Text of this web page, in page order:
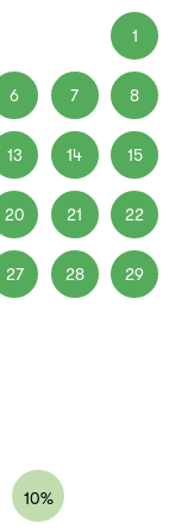
1
6 7 8
13 14 15
20 21 22
27 28 29
10%